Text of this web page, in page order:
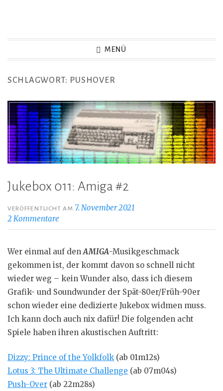
Game Not Over
MENÜ
SCHLAGWORT: PUSHOVER
Jukebox 011: Amiga #2
VERÖFFENTLICHT AM 7. November 2021
2 Kommentare
Wer einmal auf denAMIGA-Musikgeschmack
gekommen ist, der kommt davon so schnell nicht
wieder weg – kein Wunder also, dass ich diesem
Grafik- und Soundwunder der Spät-80er/Früh-90er
schon wieder eine dedizierte Jukebox widmen muss.
Ich kann doch auch nix dafür! Die folgenden acht
Spiele haben ihren akustischen Auftritt:
Dizzy: Prince of the Yolkfolk (ab 01m12s)
Lotus 3: The Ultimate Challenge (ab 07m04s)
Push-Over (ab 22m28s)